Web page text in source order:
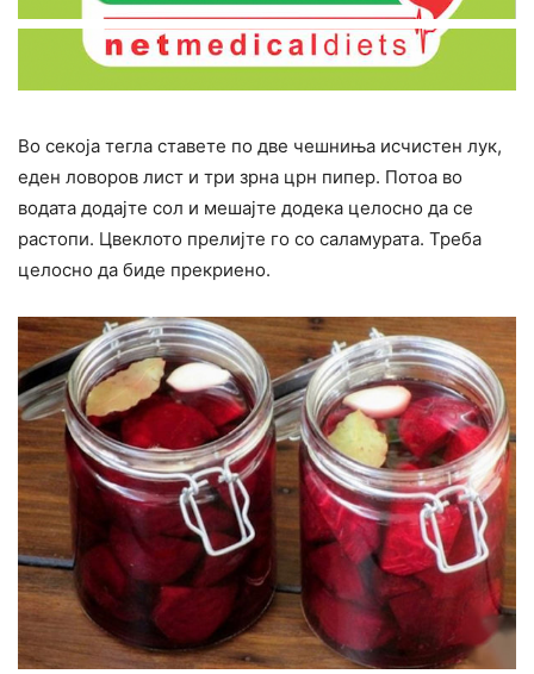
Во секоја тегла ставете по две чешниња исчистен лук,
еден ловоров лист и три зрна црн пипер. Потоа во
водата додајте сол и мешајте додека целосно да се
растопи. Цвеклото прелијте го со саламурата. Треба
целосно да биде прекриено.